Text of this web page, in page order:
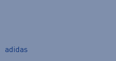
adidas